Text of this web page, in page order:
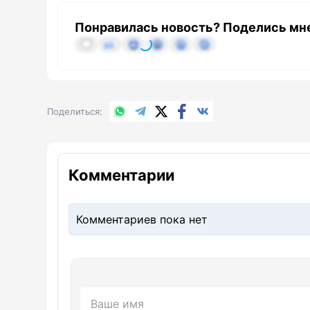
Понравилась новость? Поделись
Поделиться WhatsApp
TelegramX.comFacebook
Комментарии
Комментариев пока нет